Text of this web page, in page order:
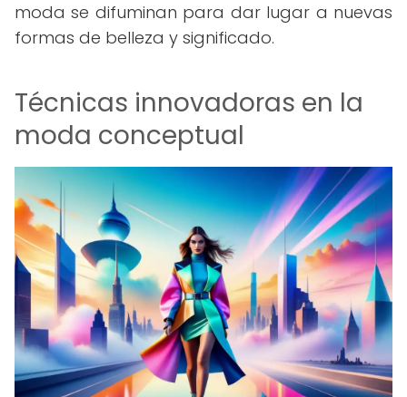
moda se difuminan para dar lugar a nuevas
formas de belleza y significado.
Técnicas innovadoras en la
moda conceptual